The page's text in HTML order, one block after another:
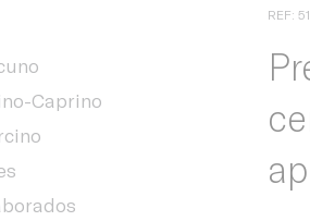
Caprino
REF: